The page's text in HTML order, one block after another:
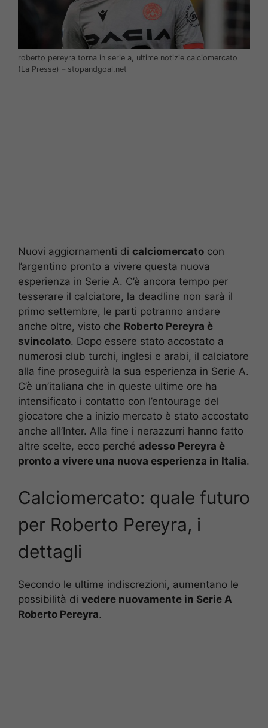
roberto pereyra torna in serie a, ultime notizie calciomercato
(La Presse) – stopandgoal.net
Nuovi aggiornamenti di calciomercato con
l’argentino pronto a vivere questa nuova
esperienza in Serie A. C’è ancora tempo per
tesserare il calciatore, la deadline non sarà il
primo settembre, le parti potranno andare
anche oltre, visto che Roberto Pereyra è
svincolato. Dopo essere stato accostato a
numerosi club turchi, inglesi e arabi, il calciatore
alla fine proseguirà la sua esperienza in Serie A.
C’è un’italiana che in queste ultime ore ha
intensificato i contatto con l’entourage del
giocatore che a inizio mercato è stato accostato
anche all’Inter. Alla fine i nerazzurri hanno fatto
altre scelte, ecco perché adesso Pereyra è
pronto a vivere una nuova esperienza in Italia.
Calciomercato: quale futuro
per Roberto Pereyra, i
dettagli
Secondo le ultime indiscrezioni, aumentano le
possibilità di vedere nuovamente in Serie A
Roberto Pereyra.